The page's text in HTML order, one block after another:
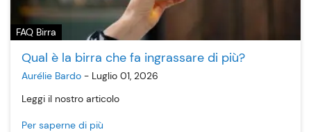
FAQ Birra
Qual è la birra che fa ingrassare di più?
Aurélie Bardo - Luglio 01, 2026
Leggi il nostro articolo
Per saperne di più